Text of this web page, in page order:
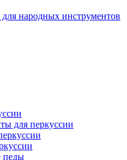
народных инструментов
для перкуссии
педы